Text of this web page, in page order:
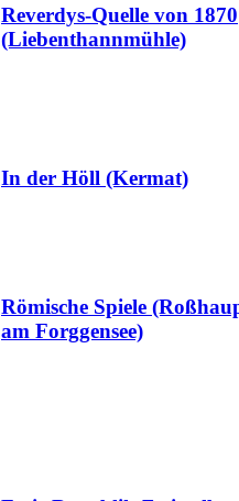
Reverdys-Quelle von 1870
(Liebenthannmühle)
In der Höll (Kermat)
Römische Spiele
am Forggensee)